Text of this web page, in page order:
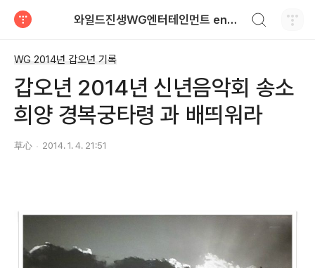
와일드진생WG엔터테인먼트 entertainment
WG 2014년 갑오년 기록
갑오년 2014년 신년음악회 송소
희양 경복궁타령 과 배띄워라
草心 2014. 1. 4. 21:51